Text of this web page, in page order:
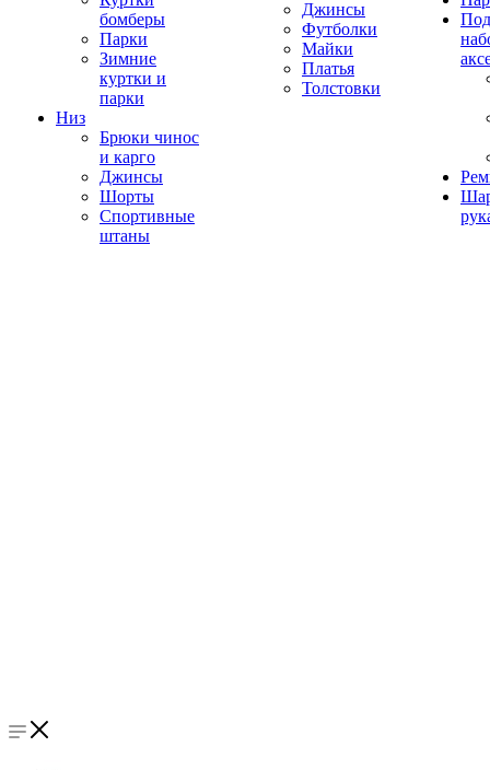
бомберы
Парки
Зимние
куртки и
парки
Низ
Брюки чинос
и карго
Джинсы
Шорты
Спортивные
штаны
Джинсы
Футболки
Майки
Платья
Толстовки